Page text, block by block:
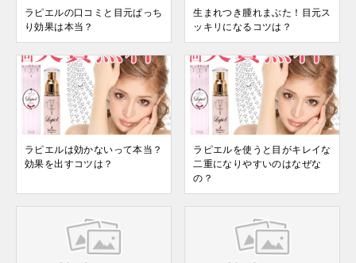
ラピエルの口コミと目元ぱっち
り効果は本当？
生まれつき腫れまぶた！目元ス
ッキリになるコツは？
ラピエルは効かないって本当？
効果を出すコツは？
ラピエルを使うと目がキレイな
二重になりやすいのはなぜな
の？